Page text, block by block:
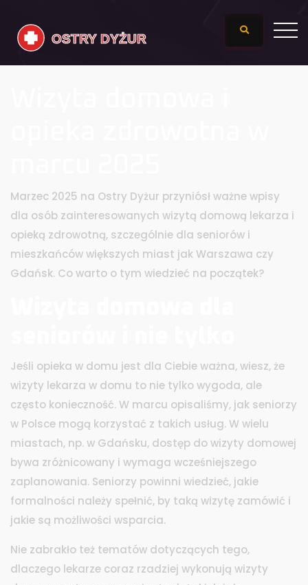
Marzec 2025 na Ostry Dyżur przyniósł ważne wpisy
dla osób zainteresowanych wizytą domową lekarza i
opieką zdrowotną, szczególnie dla seniorów i
mieszkańców większych miast jak Warszawa czy
Gdańsk. Co warto o tym wiedzieć na początek?
Jeśli opieka w domu jest dla Ciebie ważna, wiesz, że
wizyty lekarza w domu to nie tylko wygoda, ale
często konieczność. W marcu opisaliśmy, jak seniorzy
w Polsce mogą korzystać z takich usług. W wielu
miastach, np. w Gdańsku, dostęp do wizyty domowej
bywa zróżnicowany i wymaga wcześniejszego
zaplanowania. Seniorzy powinni wiedzieć, jakie
formalności należy spełnić, by taką wizytę zamówić i
jakie są możliwości wsparcia.
Nie zabrakło też tematów dotyczących tego,
dlaczego lekarze coraz rzadziej wykonują wizyty